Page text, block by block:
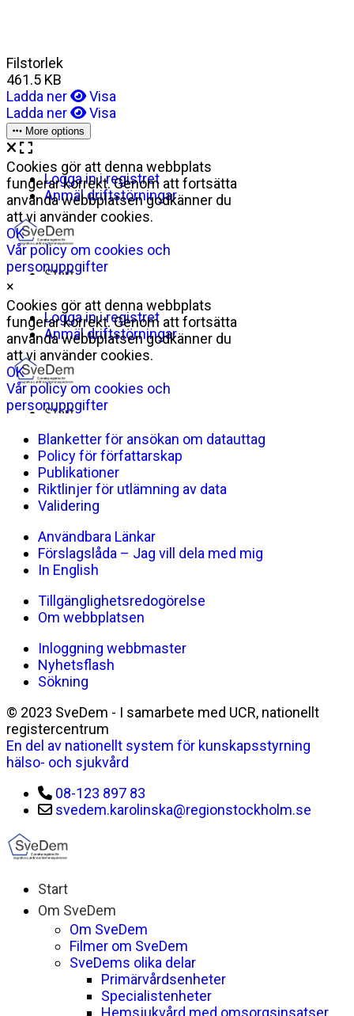
Filstorlek
461.5 KB
Ladda ner
Visa
Ladda ner
Visa
More options
×
Blanketter för ansökan om datauttag
Policy för författarskap
Publikationer
Riktlinjer för utlämning av data
Validering
Användbara Länkar
Förslagslåda – Jag vill dela med mig
In English
Tillgänglighetsredogörelse
Om webbplatsen
Inloggning webbmaster
Nyhetsflash
Sökning
© 2023 SveDem - I samarbete med UCR, nationellt
registercentrum
En del av nationellt system för kunskapsstyrning
hälso- och sjukvård
08-123 897 83
svedem.karolinska@regionstockholm.se
Start
Om SveDem
Om SveDem
Filmer om SveDem
SveDems olika delar
Primärvårdsenheter
Specialistenheter
Hemsjukvård med omsorgsinsatser